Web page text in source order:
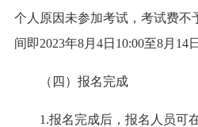
个人原因未参加考试，考试费不
间即2023年8月4日10:00至8月14
（四）报名完成
1.报名完成后，报名人员可